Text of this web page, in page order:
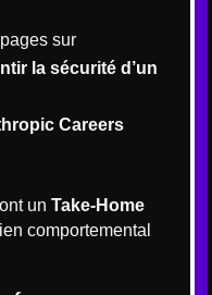
sur
la sécurité d’un
Careers
un Take-Home
comportemental